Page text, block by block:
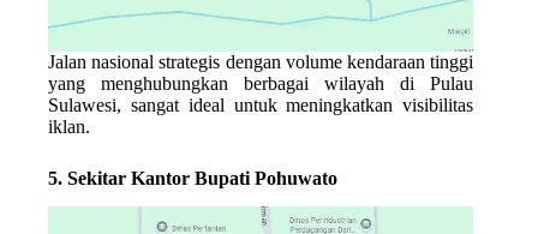
Jalan nasional strategis dengan volume kendaraan tinggi
yang menghubungkan berbagai wilayah di Pulau
Sulawesi, sangat ideal untuk meningkatkan visibilitas
iklan.
5. Sekitar Kantor Bupati Pohuwato